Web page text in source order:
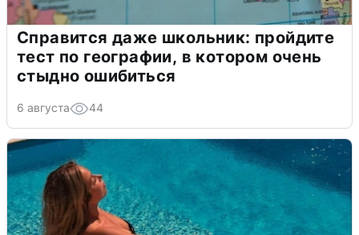
Справится даже школьник: пройдите
тест по географии, в котором очень
стыдно ошибиться
6 августа 44